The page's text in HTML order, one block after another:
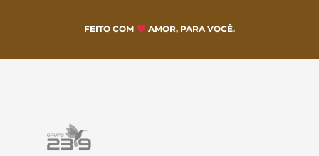
FEITO COM AMOR, PARA VOCÊ.